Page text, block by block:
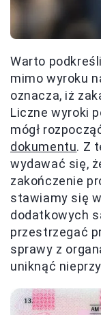
Warto
mimo wyroku
oznacza, iż
Liczne wyroki
mógł
dokumentu. Z
wydawać się,
zakończenie
stawiamy się
dodatkowych
przestrzegać
sprawy z
uniknąć